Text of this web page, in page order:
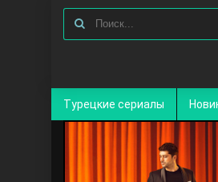
Турецкие сериалы